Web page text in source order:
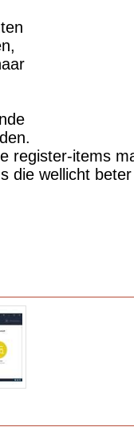
register-items
die wellicht